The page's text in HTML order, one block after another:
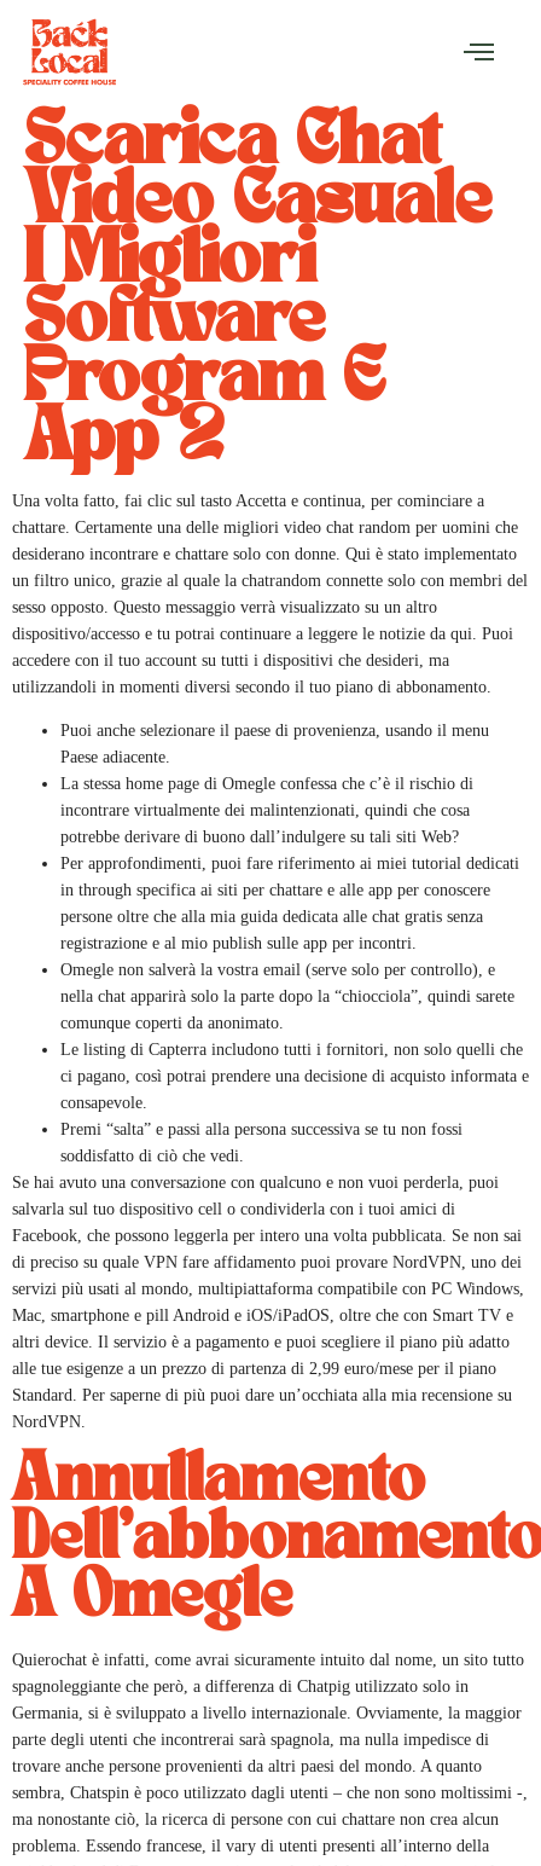
Scarica Chat
Video Casuale
I Migliori
Software
Program E
App 2
Una volta fatto, fai clic sul tasto Accetta e continua, per cominciare a
chattare. Certamente una delle migliori video chat random per uomini che
desiderano incontrare e chattare solo con donne. Qui è stato implementato
un filtro unico, grazie al quale la chatrandom connette solo con membri del
sesso opposto. Questo messaggio verrà visualizzato su un altro
dispositivo/accesso e tu potrai continuare a leggere le notizie da qui. Puoi
accedere con il tuo account su tutti i dispositivi che desideri, ma
utilizzandoli in momenti diversi secondo il tuo piano di abbonamento.
Puoi anche selezionare il paese di provenienza, usando il menu
Paese adiacente.
La stessa home page di Omegle confessa che c’è il rischio di
incontrare virtualmente dei malintenzionati, quindi che cosa
potrebbe derivare di buono dall’indulgere su tali siti Web?
Per approfondimenti, puoi fare riferimento ai miei tutorial dedicati
in through specifica ai siti per chattare e alle app per conoscere
persone oltre che alla mia guida dedicata alle chat gratis senza
registrazione e al mio publish sulle app per incontri.
Omegle non salverà la vostra email (serve solo per controllo), e
nella chat apparirà solo la parte dopo la “chiocciola”, quindi sarete
comunque coperti da anonimato.
Le listing di Capterra includono tutti i fornitori, non solo quelli che
ci pagano, così potrai prendere una decisione di acquisto informata e
consapevole.
Premi “salta” e passi alla persona successiva se tu non fossi
soddisfatto di ciò che vedi.
Se hai avuto una conversazione con qualcuno e non vuoi perderla, puoi
salvarla sul tuo dispositivo cell o condividerla con i tuoi amici di
Facebook, che possono leggerla per intero una volta pubblicata. Se non sai
di preciso su quale VPN fare affidamento puoi provare NordVPN, uno dei
servizi più usati al mondo, multipiattaforma compatibile con PC Windows,
Mac, smartphone e pill Android e iOS/iPadOS, oltre che con Smart TV e
altri device. Il servizio è a pagamento e puoi scegliere il piano più adatto
alle tue esigenze a un prezzo di partenza di 2,99 euro/mese per il piano
Standard. Per saperne di più puoi dare un’occhiata alla mia recensione su
NordVPN.
Annullamento
A Omegle
Quierochat è infatti, come avrai sicuramente intuito dal nome, un sito tutto
spagnoleggiante che però, a differenza di Chatpig utilizzato solo in
Germania, si è sviluppato a livello internazionale. Ovviamente, la maggior
parte degli utenti che incontrerai sarà spagnola, ma nulla impedisce di
trovare anche persone provenienti da altri paesi del mondo. A quanto
sembra, Chatspin è poco utilizzato dagli utenti – che non sono moltissimi -,
ma nonostante ciò, la ricerca di persone con cui chattare non crea alcun
problema. Essendo francese, il vary di utenti presenti all’interno della